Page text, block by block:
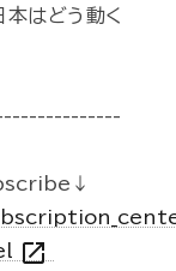
はどう動く
open_in_new